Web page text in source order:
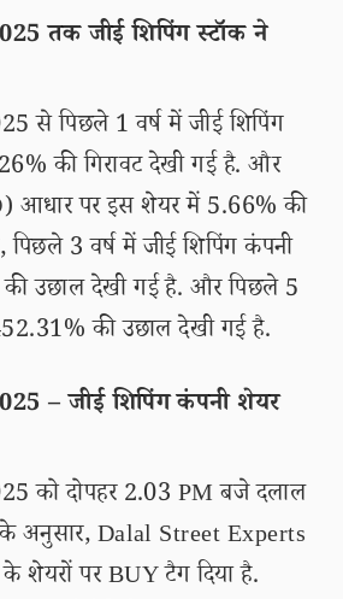
तक जीई शिपिंग स्टॉक ने
से पिछले 1 वर्ष में जीई शिपिंग
की गिरावट देखी गई है. और
आधार पर इस शेयर में 5.66% की
3 वर्ष में जीई शिपिंग कंपनी
उछाल देखी गई है. और पिछले 5
की उछाल देखी गई है.
– जीई शिपिंग कंपनी शेयर
को दोपहर 2.03 PM बजे दलाल
अनुसार, Dalal Street Experts
शेयरों पर BUY टैग दिया है.